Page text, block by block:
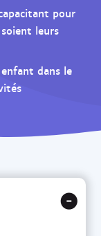
e
pour
leurs
dans le